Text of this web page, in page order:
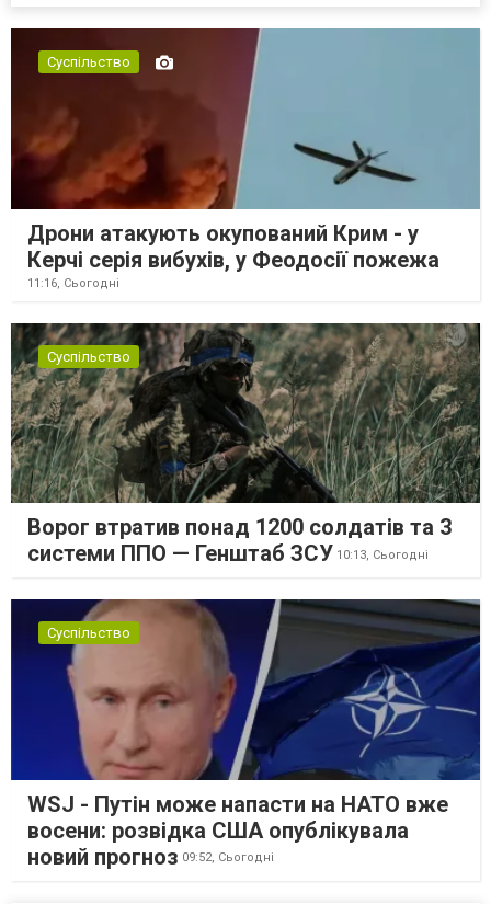
Суспільство
Дрони атакують окупований Крим - у
Керчі серія вибухів, у Феодосії пожежа
11:16, Сьогодні
Суспільство
Ворог втратив понад 1200 солдатів та 3
системи ППО — Генштаб ЗСУ 10:13, Сьогодні
Суспільство
WSJ - Путін може напасти на НАТО вже
восени: розвідка США опублікувала
новий прогноз 09:52, Сьогодні